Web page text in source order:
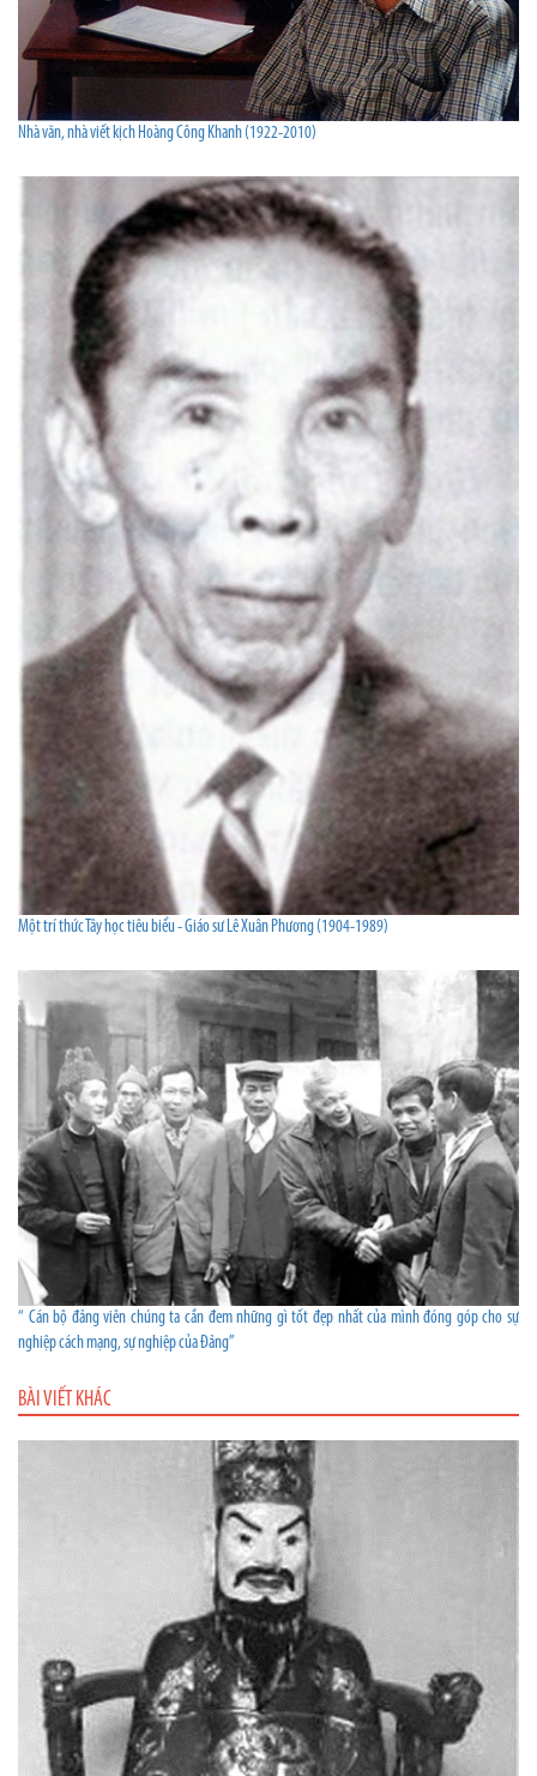
Nhà văn, nhà viết kịch Hoàng Công Khanh (1922-2010)
Một trí thức Tây học tiêu biểu - Giáo sư Lê Xuân Phương (1904-1989)
“ Cán bộ đảng viên chúng ta cần đem những gì tốt đẹp nhất của mình đóng góp cho sự
nghiệp cách mạng, sự nghiệp của Đảng”
BÀI VIẾT KHÁC